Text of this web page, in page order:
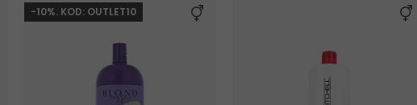
-10%. KOD: OUTLET10